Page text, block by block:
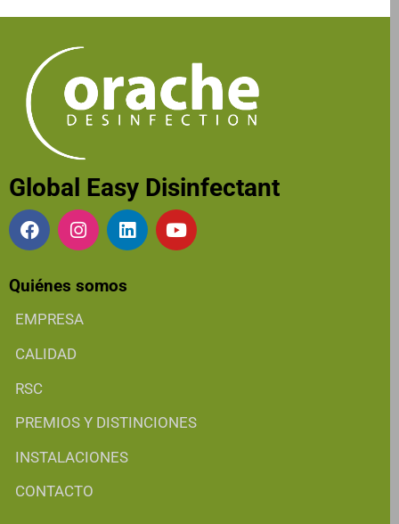
Global Easy Disinfectant
Quiénes somos
EMPRESA
CALIDAD
RSC
PREMIOS Y DISTINCIONES
INSTALACIONES
CONTACTO